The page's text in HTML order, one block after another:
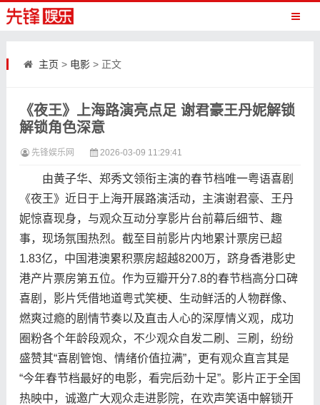
主页 > 电影> 正文
《夜王》上海路演亮点足 谢君豪王丹妮解锁
解锁角色深意
先锋娱乐网 2026-03-09 11:29:41
由黄子华、郑秀文领衔主演的春节档唯一粤语喜剧
《夜王》近日于上海开展路演活动，主演谢君豪、王丹
妮惊喜现身，与观众互动分享影片台前幕后细节、趣
事，现场氛围热烈。截至目前影片内地累计票房已超
1.83亿，中国港澳累积票房超越8200万，跻身香港影史
港产片票房第五位。作为豆瓣开分7.8的春节档高分口碑
喜剧，影片凭借地道粤式笑梗、生动鲜活的人物群像、
燃爽过瘾的剧情节奏以及直击人心的深厚情义观，成功
圈粉各个年龄段观众，不少观众自发二刷、三刷，纷纷
盛赞其“喜剧管饱、情绪价值拉满”，更有观众直言其是
“今年春节档最好的电影，看完后劲十足”。影片正于全国
热映中，诚邀广大观众走进影院，在欢声笑语中解锁开